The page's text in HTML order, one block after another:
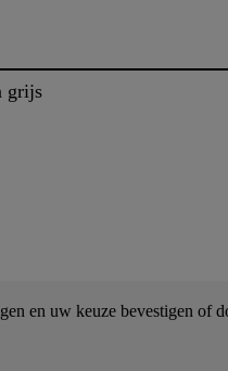
grijs
en uw keuze bevestigen of